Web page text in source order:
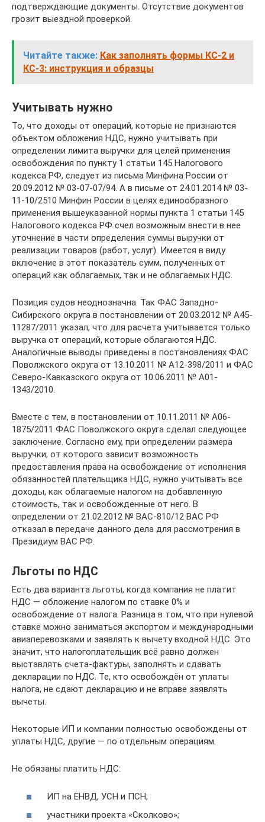
подтверждающие документы. Отсутствие документов
грозит выездной проверкой.
Читайте также: Как заполнять формы КС-2 и
КС-3: инструкция и образцы
Учитывать нужно
То, что доходы от операций, которые не признаются
объектом обложения НДС, нужно учитывать при
определении лимита выручки для целей применения
освобождения по пункту 1 статьи 145 Налогового
кодекса РФ, следует из письма Минфина России от
20.09.2012 № 03-07-07/94. А в письме от 24.01.2014 № 03-
11-10/2510 Минфин России в целях единообразного
применения вышеуказанной нормы пункта 1 статьи 145
Налогового кодекса РФ счел возможным внести в нее
уточнение в части определения суммы выручки от
реализации товаров (работ, услуг). Имеется в виду
включение в этот показатель сумм, полученных от
операций как облагаемых, так и не облагаемых НДС.
Позиция судов неоднозначна. Так ФАС Западно-
Сибирского округа в постановлении от 20.03.2012 № А45-
11287/2011 указал, что для расчета учитывается только
выручка от операций, которые облагаются НДС.
Аналогичные выводы приведены в постановлениях ФАС
Поволжского округа от 13.10.2011 № А12-398/2011 и ФАС
Северо-Кавказского округа от 10.06.2011 № А01-
1343/2010.
Вместе с тем, в постановлении от 10.11.2011 № А06-
1875/2011 ФАС Поволжского округа сделал следующее
заключение. Согласно ему, при определении размера
выручки, от которого зависит возможность
предоставления права на освобождение от исполнения
обязанностей плательщика НДС, нужно учитывать все
доходы, как облагаемые налогом на добавленную
стоимость, так и освобожденные от него. В
определении от 21.02.2012 № ВАС-810/12 ВАС РФ
отказал в передаче данного дела для рассмотрения в
Президиум ВАС РФ.
Льготы по НДС
Есть два варианта льготы, когда компания не платит
НДС — обложение налогом по ставке 0% и
освобождение от налога. Разница в том, что при нулевой
ставке можно заниматься экспортом и международными
авиаперевозками и заявлять к вычету входной НДС. Это
значит, что налогоплательщик всё равно должен
выставлять счета-фактуры, заполнять и сдавать
декларации по НДС. Те, кто освобождён от уплаты
налога, не сдают декларацию и не вправе заявлять
вычеты.
Некоторые ИП и компании полностью освобождены от
уплаты НДС, другие — по отдельным операциям.
Не обязаны платить НДС:
ИП на ЕНВД, УСН и ПСН;
участники проекта «Сколково»;